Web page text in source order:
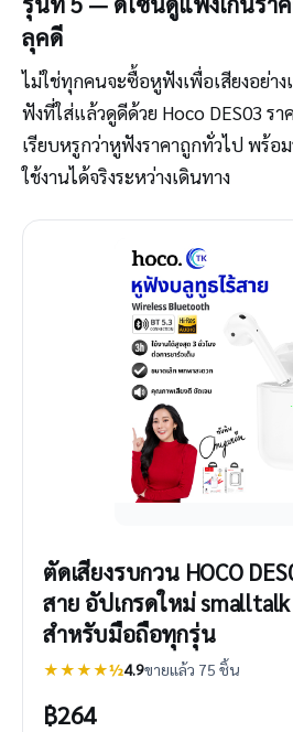
ลุคดี
ไม่ใช่ทุกคนจะซื้อหูฟังเพื่อเสียงอย่าง
ฟังที่ใส่แล้วดูดีด้วย Hoco DES03 ร
เรียบหรูกว่าหูฟังราคาถูกทั่วไป พร้อ
ใช้งานได้จริงระหว่างเดินทาง
ตัดเสียงรบกวน HOCO
สาย อัปเกรดใหม่
สำหรับมือถือทุกรุ่น
★★★★½4.9ขายแล้ว 75 ชิ้น
฿264